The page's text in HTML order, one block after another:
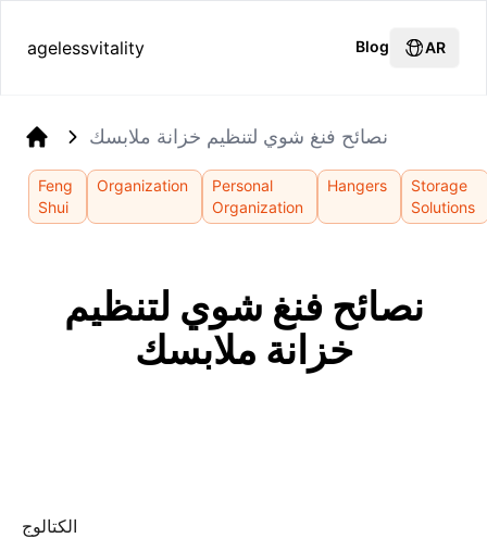
agelessvitality Blog AR
نصائح فنغ شوي لتنظيم خزانة ملابسك
Feng
Shui
Organization
Personal
Organization
Hangers
Storage
Solutions
نصائح فنغ شوي لتنظيم
خزانة ملابسك
الكتالوج